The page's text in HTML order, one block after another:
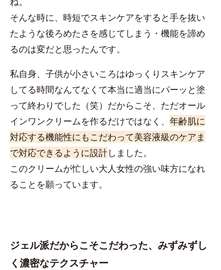
そんな時に、時短でスキンケアをすると手を抜い
たような後ろめたさを感じてしまう・機能を諦め
るのは変だと思ったんです。
私自身、子供が小さいころはゆっくりスキンケア
してる時間なんてなくて本当に適当にパーッと塗
って終わりでした（笑）だからこそ、ただオール
インワンクリームを作るだけではなく、 年齢肌に
対応する機能性にもこだわって美容液級のケアま
で対応できるように設計しました。
このクリームが忙しい大人女性の強い味方になれ
ることを願っています。
ジェル派だからこそこだわった、みずみずし
く濃密なテクスチャー